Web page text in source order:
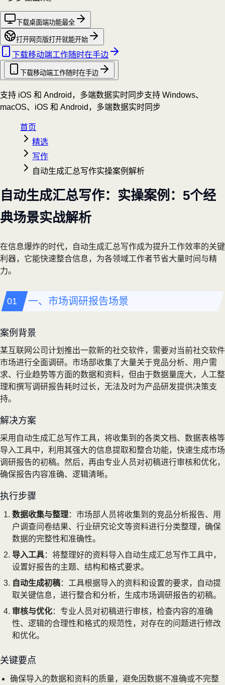
下载桌面端功能最全
打开网页版打开就能开始
下载移动端工作随时在手边
下载移动端工作随时在手边
支持 iOS 和 Android，多端数据实时同步支持 Windows、
macOS、iOS 和 Android，多端数据实时同步
首页
精选
写作
自动生成汇总写作实操案例解析
自动生成汇总写作：实操案例：5个经
典场景实战解析
在信息爆炸的时代，自动生成汇总写作成为提升工作效率的关键
利器，它能快速整合信息，为各领域工作者节省大量时间与精
力。
一、市场调研报告场景
案例背景
某互联网公司计划推出一款新的社交软件，需要对当前社交软件
市场进行全面调研。市场部收集了大量关于竞品分析、用户需
求、行业趋势等方面的数据和资料，但由于数据量庞大，人工整
理和撰写调研报告耗时过长，无法及时为产品研发提供决策支
持。
解决方案
采用自动生成汇总写作工具，将收集到的各类文档、数据表格等
导入工具中，利用其强大的信息提取和整合功能，快速生成市场
调研报告的初稿。然后，再由专业人员对初稿进行审核和优化，
确保报告内容准确、逻辑清晰。
执行步骤
数据收集与整理：市场部人员将收集到的竞品分析报告、用
户调查问卷结果、行业研究论文等资料进行分类整理，确保
数据的完整性和准确性。
导入工具：将整理好的资料导入自动生成汇总写作工具中，
设置好报告的主题、结构和格式要求。
自动生成初稿：工具根据导入的资料和设置的要求，自动提
取关键信息，进行整合和分析，生成市场调研报告的初稿。
审核与优化：专业人员对初稿进行审核，检查内容的准确
性、逻辑的合理性和格式的规范性，对存在的问题进行修改
和优化。
关键要点
确保导入的数据和资料的质量，避免因数据不准确或不完整